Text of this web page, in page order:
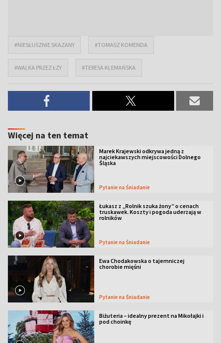
#NIESŁUSZNIE SKAZANY #TOMASZ KOMENDA
#WALKA PRZEZ ŁZY #TERESA KLEMAŃSKA
Więcej na ten temat
Marek Krajewski odkrywa jedną z
najciekawszych miejscowości Dolnego
Śląska
Pytanie na Śniadanie
Łukasz z „Rolnik szuka żony” o cenach
truskawek. Koszty i pogoda uderzają w
rolników
Pytanie na Śniadanie
Ewa Chodakowska o tajemniczej
chorobie mięśni
Pytanie na Śniadanie
Biżuteria – idealny prezent na Mikołajki i
pod choinkę